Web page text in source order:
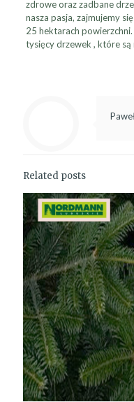
zdrowe oraz zadbane
nasza pasja, zajmujemy
25 hektarach
tysięcy drzewek , które
Related posts